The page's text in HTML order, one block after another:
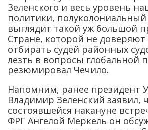
лезть в вопросы глобальной
резюмировал Чечило.
Напомним, ранее президент
Владимир Зеленский заявил,
состоявшейся накануне
ФРГ Ангелой Меркель он
завершения строительства
потока-2». Теперь с позицией
Меркельпоедет в Вашингтон,
беседу с президентом США.